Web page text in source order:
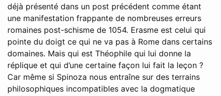
déjà présenté dans un post précédent comme étant
une manifestation frappante de nombreuses erreurs
romaines post-schisme de 1054. Erasme est celui qui
pointe du doigt ce qui ne va pas à Rome dans certains
domaines. Mais qui est Théophile qui lui donne la
réplique et qui d’une certaine façon lui fait la leçon ?
Car même si Spinoza nous entraîne sur des terrains
philosophiques incompatibles avec la dogmatique